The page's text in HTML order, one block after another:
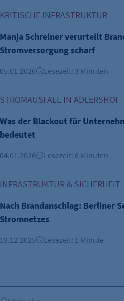
KRITISCHE INFRASTRUKTUR
Manja Schreiner verurteilt
Stromversorgung scharf
05.01.2026 Lesezeit: 3 Minuten
STROMAUSFALL IN ADLERSHOF
Was der Blackout für
bedeutet
04.01.2026 Lesezeit: 6 Minuten
INFRASTRUKTUR & SICHERHEIT
Nach Brandanschlag: Berliner
Stromnetzes
19.12.2025 Lesezeit: 1 Minute